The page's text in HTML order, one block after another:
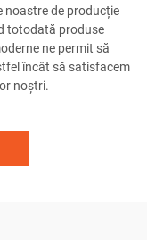
noastre de producție
totodată produse
ne permit să
încât să satisfacem
noștri.